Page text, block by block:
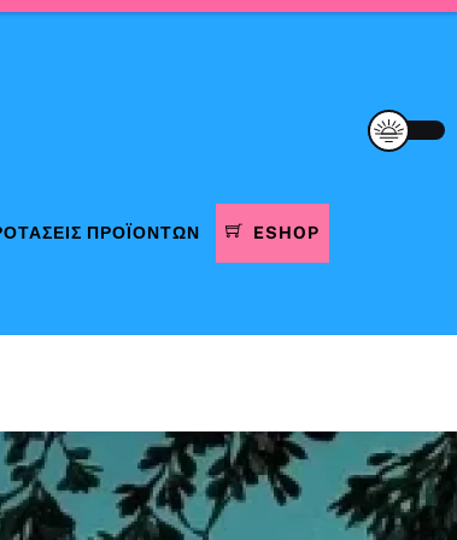
ΠΡΟΪΌΝΤΩΝ ESHOP